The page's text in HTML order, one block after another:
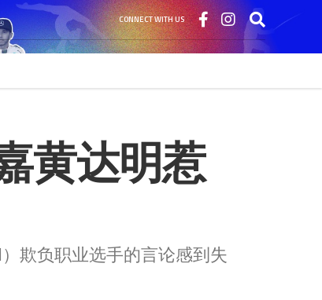
CONNECT WITH US
黄达明惹
欺负职业选手的言论感到失